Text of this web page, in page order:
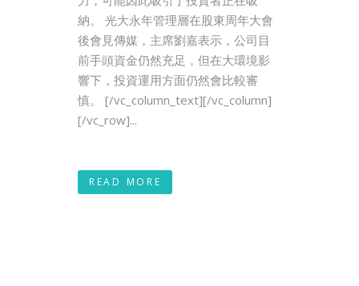
納。 光大永年管理層在股東周年大會
後會見傳媒，主席劉嘉表示，公司目
前手頭資金仍然充足，但在大環境影
響下，投資運用方面仍然會比較審
慎。 [/vc_column_text][/vc_column]
[/vc_row]...
READ MORE